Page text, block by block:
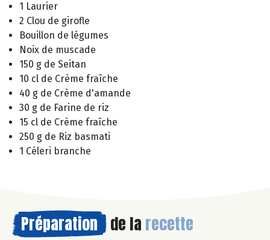
1 Laurier
2 Clou de girofle
Bouillon de légumes
Noix de muscade
150 g de Seitan
10 cl de Crème fraîche
40 g de Crème d'amande
30 g de Farine de riz
15 cl de Crème fraîche
250 g de Riz basmati
1 Céleri branche
Préparation de la recette